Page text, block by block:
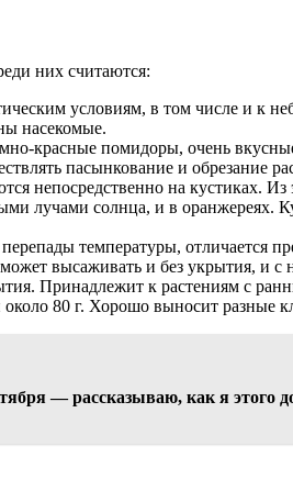
них считаются:
условиям, в том числе и
насекомые.
красные помидоры, очень
пасынкование и обрезание
непосредственно на кустиках.
лучами солнца, и в оранжереях.
температуры, отличается
высаживать и без укрытия, и с
Принадлежит к растениям с
80 г. Хорошо выносит разные
— рассказываю, как я этого